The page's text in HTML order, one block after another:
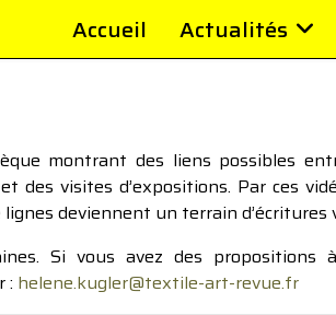
Accueil Actualités
montrant des liens possibles
des visites d’expositions. Par ces
deviennent un terrain
Si vous avez des propositions
: helene.kugler@textile-art-revue.fr